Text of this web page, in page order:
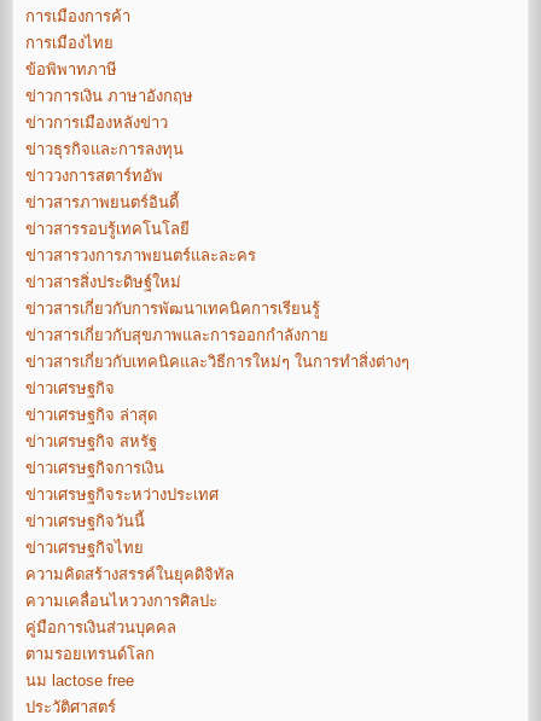
การเมืองการค้า
การเมืองไทย
ข้อพิพาทภาษี
ข่าวการเงิน ภาษาอังกฤษ
ข่าวการเมืองหลังข่าว
ข่าวธุรกิจและการลงทุน
ข่าววงการสตาร์ทอัพ
ข่าวสารภาพยนตร์อินดี้
ข่าวสารรอบรู้เทคโนโลยี
ข่าวสารวงการภาพยนตร์และละคร
ข่าวสารสิ่งประดิษฐ์ใหม่
ข่าวสารเกี่ยวกับการพัฒนาเทคนิคการเรียนรู้
ข่าวสารเกี่ยวกับสุขภาพและการออกกำลังกาย
ข่าวสารเกี่ยวกับเทคนิคและวิธีการใหม่ๆ ในการทำสิ่งต่างๆ
ข่าวเศรษฐกิจ
ข่าวเศรษฐกิจ ล่าสุด
ข่าวเศรษฐกิจ สหรัฐ
ข่าวเศรษฐกิจการเงิน
ข่าวเศรษฐกิจระหว่างประเทศ
ข่าวเศรษฐกิจวันนี้
ข่าวเศรษฐกิจไทย
ความคิดสร้างสรรค์ในยุคดิจิทัล
ความเคลื่อนไหววงการศิลปะ
คู่มือการเงินส่วนบุคคล
ตามรอยเทรนด์โลก
นม lactose free
ประวัติศาสตร์